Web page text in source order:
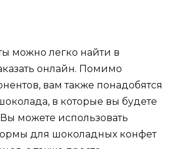
можно легко найти в
онлайн. Помимо
вам также понадобятся
в которые вы будете
можете использовать
для шоколадных конфет